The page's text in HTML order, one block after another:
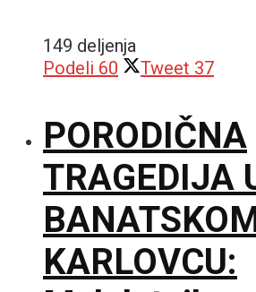
149 deljenja
Podeli 60 Tweet 37
PORODIČNA
TRAGEDIJA
KARLOVCU: